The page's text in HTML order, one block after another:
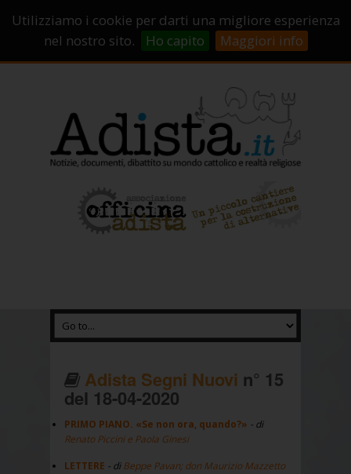
Utilizziamo i cookie per darti una migliore esperienza
nel nostro sito.
Ho capito Maggiori info
Campagne di crowdfunding
Chi Siamo
Adista Segni Nuovi n° 15
del 18-04-2020
PRIMO PIANO. «Se non ora, quando?» - di
Renato Piccini e Paola Ginesi
LETTERE - diBeppe Pavan; don Maurizio Mazzetto